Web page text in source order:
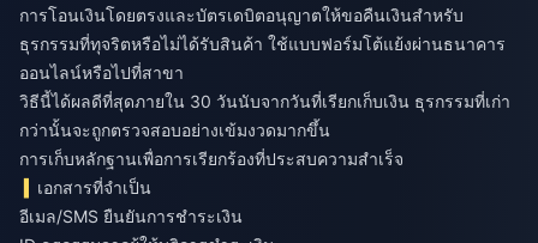
การโอนเงินโดยตรงและบัตรเดบิตอนุญาตให้ขอคืนเงินสำหรับ
ธุรกรรมที่ทุจริตหรือไม่ได้รับสินค้า ใช้แบบฟอร์มโต้แย้งผ่านธนาคาร
ออนไลน์หรือไปที่สาขา
วิธีนี้ได้ผลดีที่สุดภายใน 30 วันนับจากวันที่เรียกเก็บเงิน ธุรกรรมที่เก่า
กว่านั้นจะถูกตรวจสอบอย่างเข้มงวดมากขึ้น
การเก็บหลักฐานเพื่อการเรียกร้องที่ประสบความสำเร็จ
เอกสารที่จำเป็น
อีเมล/SMS ยืนยันการชำระเงิน